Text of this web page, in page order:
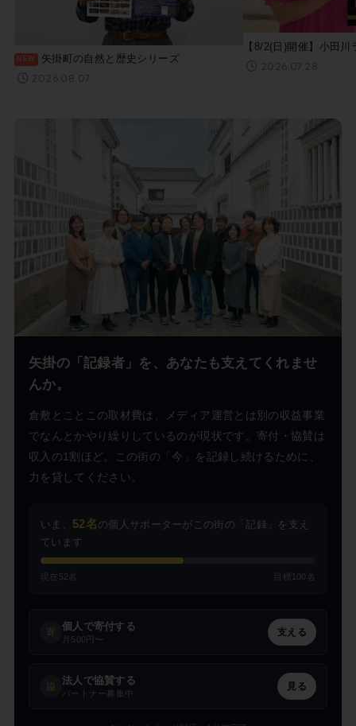
矢掛町の自然と歴史シリーズ
2026.08.07
【8/2(日)開催】小田
2026.07.28
矢掛の「記録者」を、あなたも支えてくれませ
んか。
倉敷とことこの取材費は、メディア運営とは別の収益事業
でなんとかやり繰りしているのが現状です。寄付・協賛は
収入の1割ほど。この街の「今」を記録し続けるために、
力を貸してください。
いま、 52名 の個人サポーターがこの街の「記録」を支え
ています
現在52名 目標100名
寄
個人で寄付する
月500円〜
支える
協
法人で協賛する
パートナー募集中
見る